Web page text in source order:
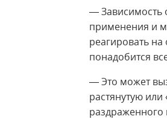
— Зависимость
применения и
реагировать
понадобится
— Это может
растянутую
раздраженного